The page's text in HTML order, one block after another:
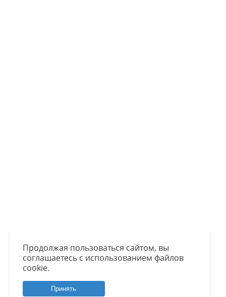
Продолжая пользоваться сайтом, вы
соглашаетесь с использованием файлов
cookie.
Принять